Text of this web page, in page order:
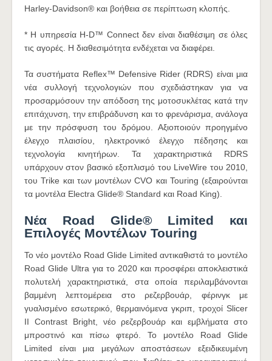
Harley-Davidson® και βοήθεια σε περίπτωση κλοπής.
* Η υπηρεσία H-D™ Connect δεν είναι διαθέσιμη σε όλες
τις αγορές. Η διαθεσιμότητα ενδέχεται να διαφέρει.
Τα συστήματα Reflex™ Defensive Rider (RDRS) είναι μια
νέα συλλογή τεχνολογιών που σχεδιάστηκαν για να
προσαρμόσουν την απόδοση της μοτοσυκλέτας κατά την
επιτάχυνση, την επιβράδυνση και το φρενάρισμα, ανάλογα
με την πρόσφυση του δρόμου. Αξιοποιούν προηγμένο
έλεγχο πλαισίου, ηλεκτρονικό έλεγχο πέδησης και
τεχνολογία κινητήρων. Τα χαρακτηριστικά RDRS
υπάρχουν στον βασικό εξοπλισμό του LiveWire του 2010,
του Trike και των μοντέλων CVO και Touring (εξαιρούνται
τα μοντέλα Electra Glide® Standard και Road King).
Νέα Road Glide® Limited και
Επιλογές Μοντέλων Touring
Το νέο μοντέλο Road Glide Limited αντικαθιστά το μοντέλο
Road Glide Ultra για το 2020 και προσφέρει αποκλειστικά
πολυτελή χαρακτηριστικά, στα οποία περιλαμβάνονται
βαμμένη λεπτομέρεια στο ρεζερβουάρ, φέρινγκ με
γυαλισμένο εσωτερικό, θερμαινόμενα γκριπ, τροχοί Slicer
II Contrast Bright, νέο ρεζερβουάρ και εμβλήματα στο
μπροστινό και πίσω φτερό. Το μοντέλο Road Glide
Limited είναι μια μεγάλων αποστάσεων εξειδικευμένη